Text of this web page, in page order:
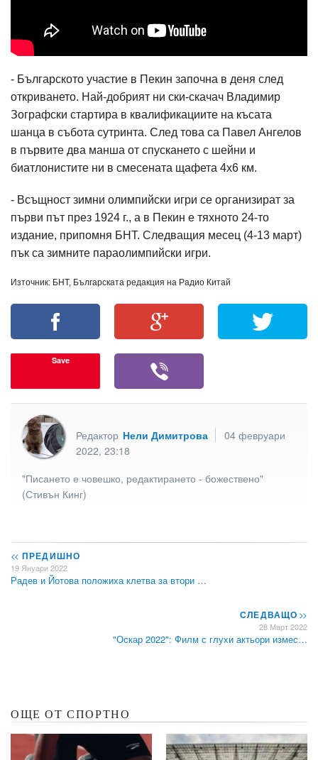
- Българското участие в Пекин започна в деня след
откриването. Най-добрият ни ски-скачач Владимир
Зографски стартира в квалификациите на късата
шанца в събота сутринта. След това са Павел Ангелов
в първите два манша от спускането с шейни и
биатлонистите ни в смесената щафета 4х6 км.
- Всъщност зимни олимпийски игри се организират за
първи път през 1924 г., а в Пекин е тяхното 24-то
издание, припомня БНТ. Следващия месец (4-13 март)
пък са зимните параолимпийски игри.
Източник: БНТ, Българската редакция на Радио Китай
Save
Редактор Нели Димитрова
04 февруари
2022, 23:18
"Писането е човешко, редактирането - божествено"
(Стивън Кинг)
<< ПРЕДИШНО
19 Януари 2022
Радев и Йотова положиха клетва за втори …
СЛЕДВАЩО>>
28 Март 2022
"Оскар 2022": Филм с глухи актьори измес…
ОЩЕ ОТ СПОРТНО